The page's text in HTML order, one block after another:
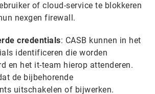
of cloud-service te blokkeren
nexgen firewall.
credentials: CASB kunnen in het
identificeren die worden
en het it-team hierop attenderen.
de bijbehorende
uitschakelen of bijwerken.